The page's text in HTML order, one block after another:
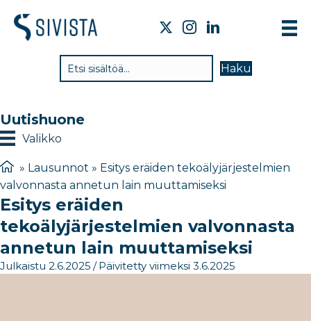
Haku
Uutishuone
Valikko
» Lausunnot » Esitys eräiden tekoälyjärjestelmien
valvonnasta annetun lain muuttamiseksi
Esitys eräiden
tekoälyjärjestelmien valvonnasta
annetun lain muuttamiseksi
Julkaistu 2.6.2025 / Päivitetty viimeksi 3.6.2025